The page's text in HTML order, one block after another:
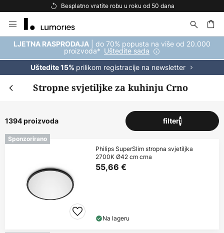
Besplatna dostava za kupnju iznad 69 €
to
Content
LJETNA RASPRODAJA | do 70% popusta na više od 20.000
proizvoda* Uštedite sada
Uštedite 15% prilikom registracije na newsletter
Stropne svjetiljke za kuhinju Crno
1394 proizvoda filter1
Sponzorirano
Philips SuperSlim stropna svjetiljka
2700K Ø42 cm crna
55,66 €
Na lageru